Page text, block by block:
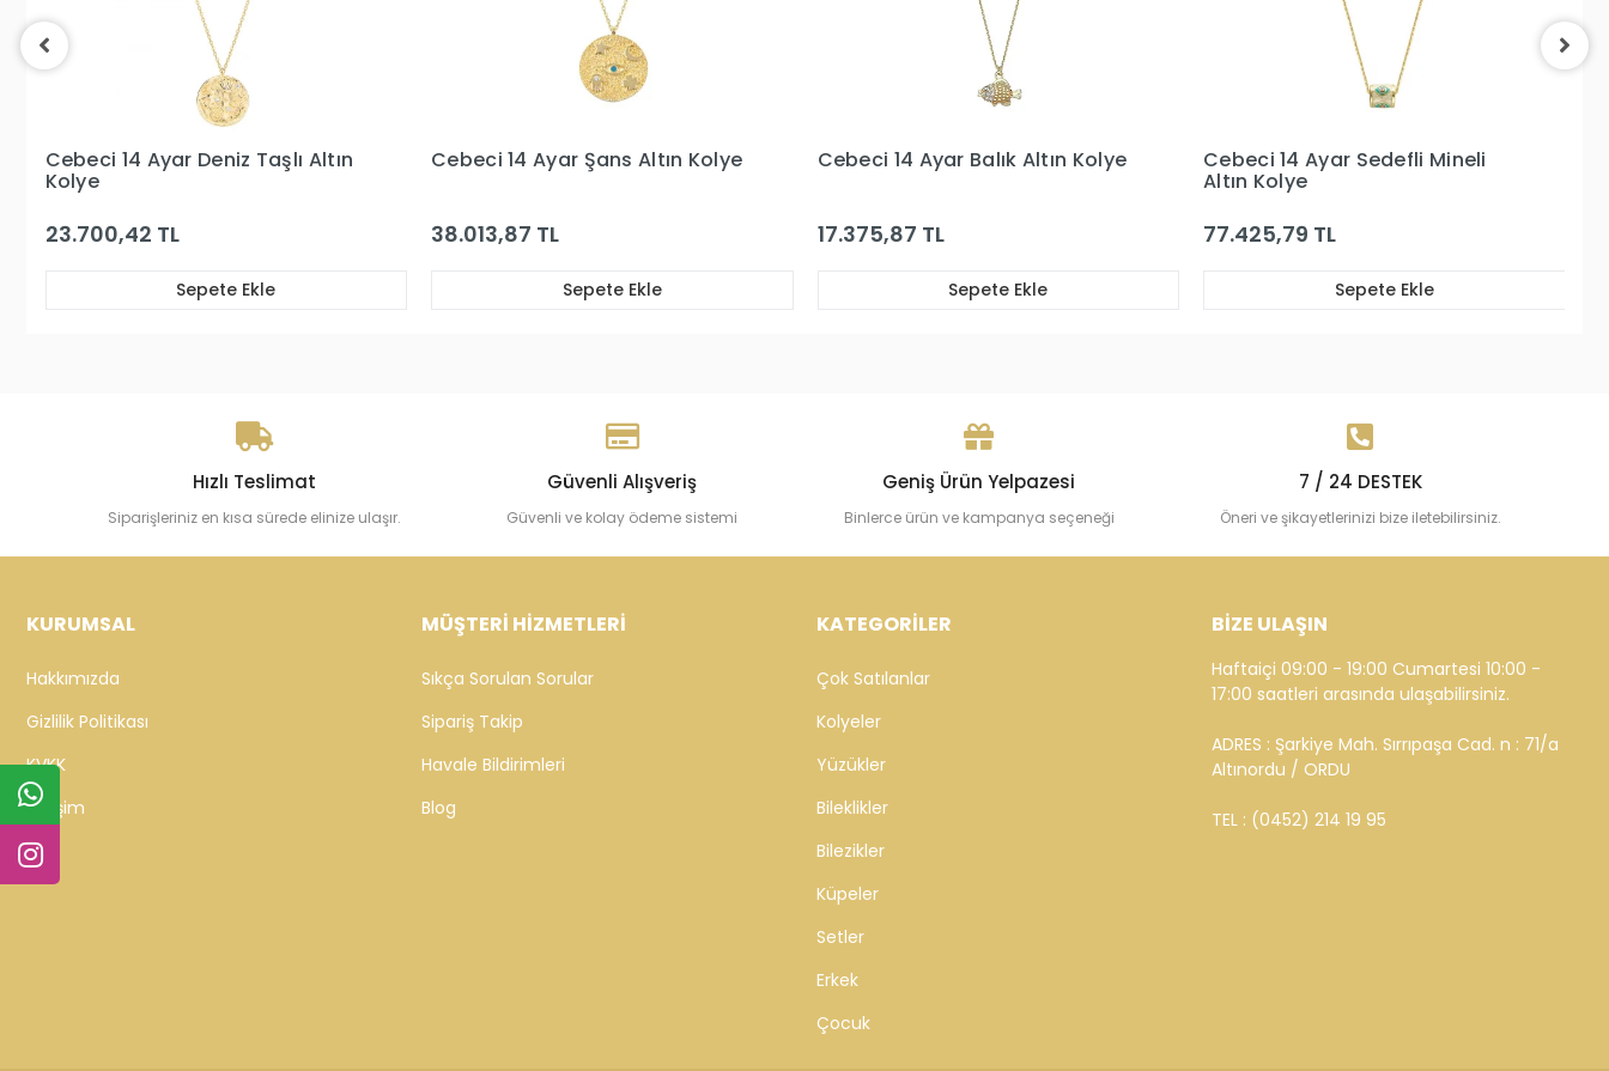
Cebeci 14 Ayar Şans Altın Kolye
38.013,87 TL
Sepete Ekle
Cebeci 14 Ayar Balık Altın Kolye
17.375,87 TL
Sepete Ekle
Cebeci 14 Ayar Sedefli Mineli
77.425,79 TL
Sepete Ekle
Cebeci 14 Ayar Carousel Çiçek
Altın Kolye
113.509,01 TL
Sepete Ekle
Hızlı Teslimat
Siparişleriniz en kısa sürede elinize ulaşır.
Güvenli Alışveriş
Güvenli ve kolay ödeme sistemi
Geniş Ürün Yelpazesi
Binlerce ürün ve kampanya seçeneği
7 / 24 DESTEK
Öneri ve şikayetlerinizi bize iletebilirsiniz.
KURUMSAL
Hakkımızda
Gizlilik Politikası
KVKK
İletişim
MÜŞTERİ HİZMETLERİ
Sıkça Sorulan Sorular
Sipariş Takip
Havale Bildirimleri
Blog
KATEGORİLER
Çok Satılanlar
Kolyeler
Yüzükler
Bileklikler
Bilezikler
Küpeler
Setler
Erkek
Çocuk
BİZE ULAŞIN
Haftaiçi 09:00 - 19:00 Cumartesi 10:00 -
17:00 saatleri arasında ulaşabilirsiniz.
ADRES : Şarkiye Mah. Sırrıpaşa Cad. n : 71/a
Altınordu / ORDU
TEL : (0452) 214 19 95